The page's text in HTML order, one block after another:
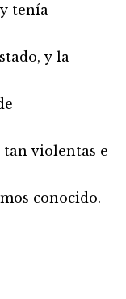
tenía
y la
tan violentas e
conocido.